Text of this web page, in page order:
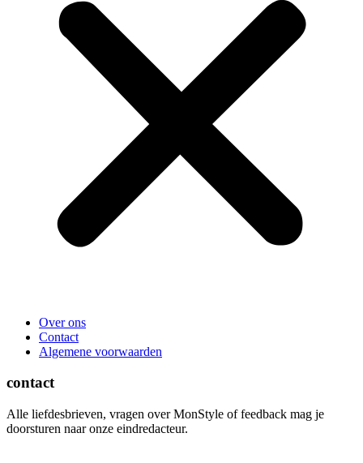
Over ons
Contact
Algemene voorwaarden
contact
Alle liefdesbrieven, vragen over MonStyle of feedback mag je
doorsturen naar onze eindredacteur.